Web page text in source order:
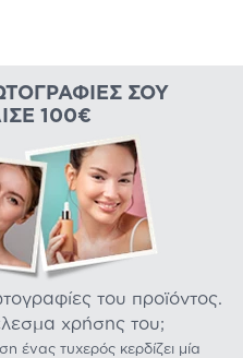
ΣΟΥ
100€
του προϊόντος.
χρήσης του;
τυχερός κερδίζει μία